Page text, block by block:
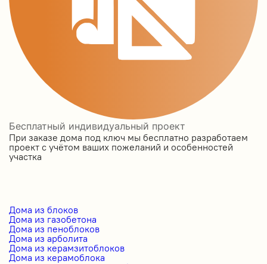
Бесплатный индивидуальный проект
При заказе дома под ключ мы бесплатно разработаем
проект с учётом ваших пожеланий и особенностей
участка
Дома из блоков
Дома из газобетона
Дома из пеноблоков
Дома из арболита
Дома из керамзитоблоков
Дома из керамоблока